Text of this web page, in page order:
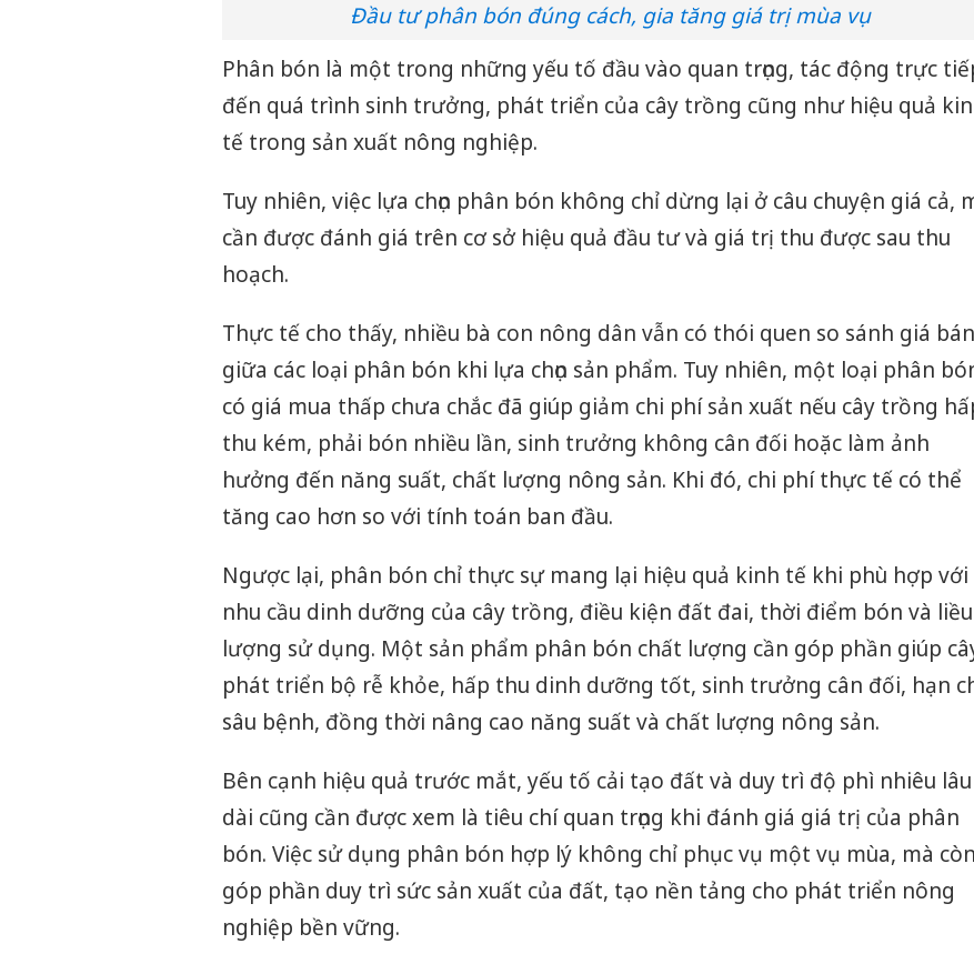
Đầu tư phân bón đúng cách, gia tăng giá trị mùa vụ
Phân bón là một trong những yếu tố đầu vào quan trọng, tác động trực
đến quá trình sinh trưởng, phát triển của cây trồng cũng như hiệu quả
tế trong sản xuất nông nghiệp.
Tuy nhiên, việc lựa chọn phân bón không chỉ dừng lại ở câu chuyện giá cả,
cần được đánh giá trên cơ sở hiệu quả đầu tư và giá trị thu được sau thu
hoạch.
Thực tế cho thấy, nhiều bà con nông dân vẫn có thói quen so sánh giá bán
giữa các loại phân bón khi lựa chọn sản phẩm. Tuy nhiên, một loại phân
có giá mua thấp chưa chắc đã giúp giảm chi phí sản xuất nếu cây trồng
thu kém, phải bón nhiều lần, sinh trưởng không cân đối hoặc làm ảnh
hưởng đến năng suất, chất lượng nông sản. Khi đó, chi phí thực tế có thể
tăng cao hơn so với tính toán ban đầu.
Ngược lại, phân bón chỉ thực sự mang lại hiệu quả kinh tế khi phù hợp với
nhu cầu dinh dưỡng của cây trồng, điều kiện đất đai, thời điểm bón và liều
lượng sử dụng. Một sản phẩm phân bón chất lượng cần góp phần giúp
phát triển bộ rễ khỏe, hấp thu dinh dưỡng tốt, sinh trưởng cân đối, hạn
sâu bệnh, đồng thời nâng cao năng suất và chất lượng nông sản.
Bên cạnh hiệu quả trước mắt, yếu tố cải tạo đất và duy trì độ phì nhiêu lâu
dài cũng cần được xem là tiêu chí quan trọng khi đánh giá giá trị của phân
bón. Việc sử dụng phân bón hợp lý không chỉ phục vụ một vụ mùa, mà còn
góp phần duy trì sức sản xuất của đất, tạo nền tảng cho phát triển nông
nghiệp bền vững.